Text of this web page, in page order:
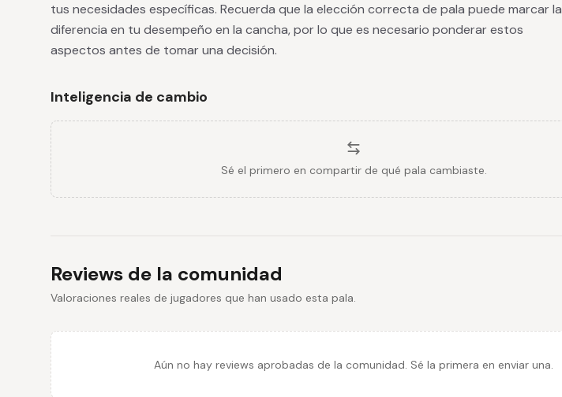
tus necesidades específicas. Recuerda que la elección correcta de pala puede marcar la
diferencia en tu desempeño en la cancha, por lo que es necesario ponderar estos
aspectos antes de tomar una decisión.
Inteligencia de cambio
Sé el primero en compartir de qué pala cambiaste.
Reviews de la comunidad
Valoraciones reales de jugadores que han usado esta pala.
Aún no hay reviews aprobadas de la comunidad. Sé la primera en enviar una.